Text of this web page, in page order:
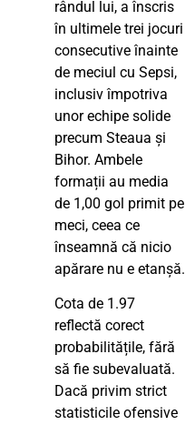
rândul lui, a înscris
în ultimele trei jocuri
consecutive înainte
de meciul cu Sepsi,
inclusiv împotriva
unor echipe solide
precum Steaua și
Bihor. Ambele
formații au media
de 1,00 gol primit pe
meci, ceea ce
înseamnă că nicio
apărare nu e etanșă.
Cota de 1.97
reflectă corect
probabilitățile, fără
să fie subevaluată.
Dacă privim strict
statisticile ofensive